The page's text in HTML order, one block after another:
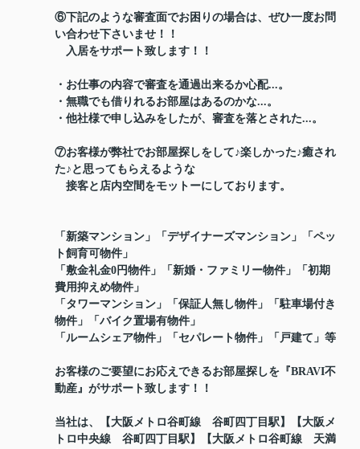
⑥下記のような審査面でお困りの場合は、ぜひ一度お問
い合わせ下さいませ！！
入居をサポート致します！！
・お仕事の内容で審査を通過出来るか心配...。
・無職でも借りれるお部屋はあるのかな...。
・他社様で申し込みをしたが、審査を落とされた...。
⑦お客様が弊社でお部屋探しをして♪楽しかった♪癒され
た♪と思ってもらえるような
接客と店内空間をモットーにしております。
「新築マンション」「デザイナーズマンション」「ペッ
ト飼育可物件」
「敷金礼金0円物件」「新婚・ファミリー物件」「初期
費用抑えめ物件」
「タワーマンション」「保証人無し物件」「駐車場付き
物件」「バイク置場有物件」
「ルームシェア物件」「セパレート物件」「戸建て」等
お客様のご要望にお応えできるお部屋探しを『BRAVI不
動産』がサポート致します！！
当社は、【大阪メトロ谷町線 谷町四丁目駅】【大阪メ
トロ中央線 谷町四丁目駅】【大阪メトロ谷町線 天満